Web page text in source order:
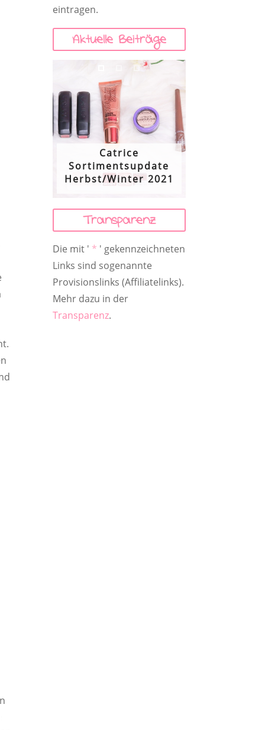
eintragen.
Aktuelle Beiträge
Catrice
Sortimentsupdate
Herbst/Winter 2021
Transparenz
Die mit ' * ' gekennzeichneten
Links sind sogenannte
Provisionslinks (Affiliatelinks).
Mehr dazu in der
Transparenz.